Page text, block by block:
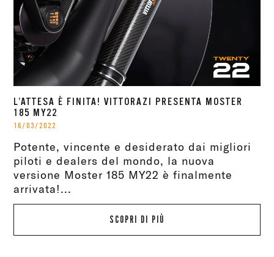
L’ATTESA È FINITA! VITTORAZI PRESENTA MOSTER
185 MY22
16/03/2022
Potente, vincente e desiderato dai migliori
piloti e dealers del mondo, la nuova
versione Moster 185 MY22 è finalmente
arrivata!...
SCOPRI DI PIÙ